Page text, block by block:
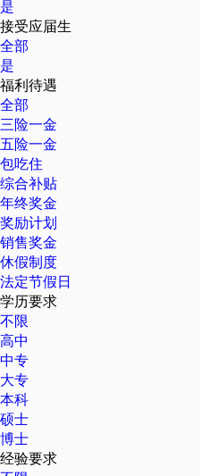
是
接受应届生
全部
是
福利待遇
全部
三险一金
五险一金
包吃住
综合补贴
年终奖金
奖励计划
销售奖金
休假制度
法定节假日
学历要求
不限
高中
中专
大专
本科
硕士
博士
经验要求